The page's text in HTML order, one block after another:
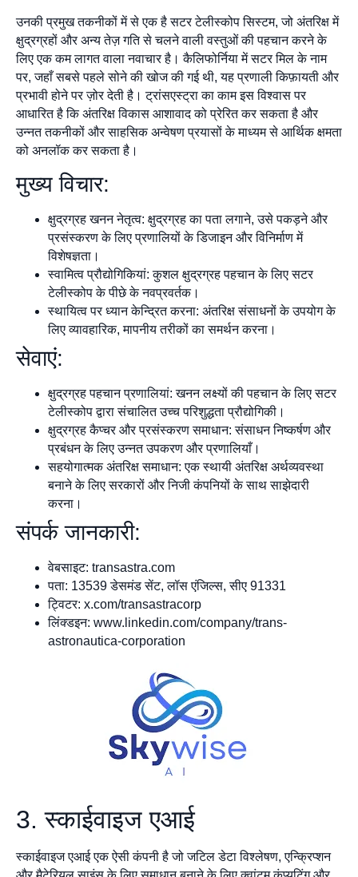
उनकी प्रमुख तकनीकों में से एक है सटर टेलीस्कोप सिस्टम, जो अंतरिक्ष में
क्षुद्रग्रहों और अन्य तेज़ गति से चलने वाली वस्तुओं की पहचान करने के
लिए एक कम लागत वाला नवाचार है। कैलिफोर्निया में सटर मिल के नाम
पर, जहाँ सबसे पहले सोने की खोज की गई थी, यह प्रणाली किफ़ायती और
प्रभावी होने पर ज़ोर देती है। ट्रांसएस्ट्रा का काम इस विश्वास पर
आधारित है कि अंतरिक्ष विकास आशावाद को प्रेरित कर सकता है और
उन्नत तकनीकों और साहसिक अन्वेषण प्रयासों के माध्यम से आर्थिक क्षमता
को अनलॉक कर सकता है।
मुख्य विचार:
क्षुद्रग्रह खनन नेतृत्व: क्षुद्रग्रह का पता लगाने, उसे पकड़ने और
प्रसंस्करण के लिए प्रणालियों के डिजाइन और विनिर्माण में
विशेषज्ञता।
स्वामित्व प्रौद्योगिकियां: कुशल क्षुद्रग्रह पहचान के लिए सटर
टेलीस्कोप के पीछे के नवप्रवर्तक।
स्थायित्व पर ध्यान केन्द्रित करना: अंतरिक्ष संसाधनों के उपयोग के
लिए व्यावहारिक, मापनीय तरीकों का समर्थन करना।
सेवाएं:
क्षुद्रग्रह पहचान प्रणालियां: खनन लक्ष्यों की पहचान के लिए सटर
टेलीस्कोप द्वारा संचालित उच्च परिशुद्धता प्रौद्योगिकी।
क्षुद्रग्रह कैप्चर और प्रसंस्करण समाधान: संसाधन निष्कर्षण और
प्रबंधन के लिए उन्नत उपकरण और प्रणालियाँ।
सहयोगात्मक अंतरिक्ष समाधान: एक स्थायी अंतरिक्ष अर्थव्यवस्था
बनाने के लिए सरकारों और निजी कंपनियों के साथ साझेदारी
करना।
संपर्क जानकारी:
वेबसाइट: transastra.com
पता: 13539 डेसमंड सेंट, लॉस एंजिल्स, सीए 91331
ट्विटर: x.com/transastracorp
लिंक्डइन: www.linkedin.com/company/trans-
astronautica-corporation
3. स्काईवाइज एआई
स्काईवाइज एआई एक ऐसी कंपनी है जो जटिल डेटा विश्लेषण, एन्क्रिप्शन